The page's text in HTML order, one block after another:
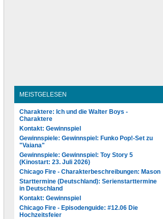
MEISTGELESEN
Charaktere: Ich und die Walter Boys -
Charaktere
Kontakt: Gewinnspiel
Gewinnspiele: Gewinnspiel: Funko Pop!-Set zu
"Vaiana"
Gewinnspiele: Gewinnspiel: Toy Story 5
(Kinostart: 23. Juli 2026)
Chicago Fire - Charakterbeschreibungen: Mason
Starttermine (Deutschland): Serienstarttermine
in Deutschland
Kontakt: Gewinnspiel
Chicago Fire - Episodenguide: #12.06 Die
Hochzeitsfeier